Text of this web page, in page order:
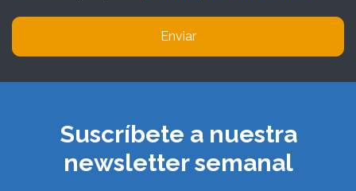
Enviar
Suscríbete a nuestra
newsletter semanal